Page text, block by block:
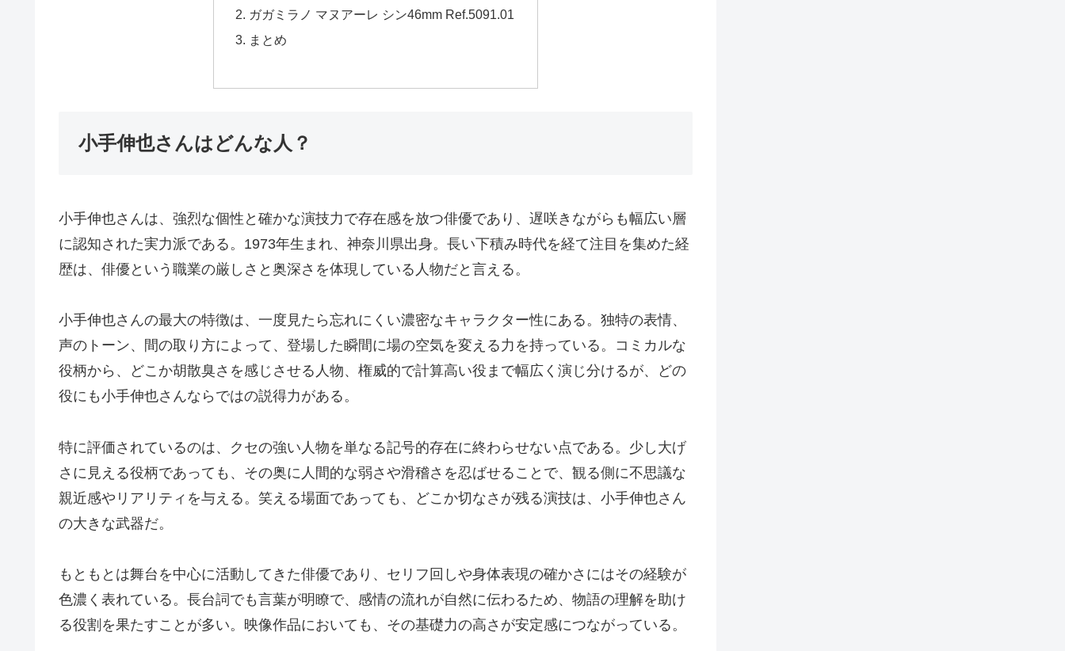
ガガミラノ マヌアーレ シン46mm Ref.5091.01
まとめ
小手伸也さんはどんな人？
小手伸也さんは、強烈な個性と確かな演技力で存在感を放つ俳優であり、遅咲きながらも幅広い層
に認知された実力派である。1973年生まれ、神奈川県出身。長い下積み時代を経て注目を集めた経
歴は、俳優という職業の厳しさと奥深さを体現している人物だと言える。
小手伸也さんの最大の特徴は、一度見たら忘れにくい濃密なキャラクター性にある。独特の表情、
声のトーン、間の取り方によって、登場した瞬間に場の空気を変える力を持っている。コミカルな
役柄から、どこか胡散臭さを感じさせる人物、権威的で計算高い役まで幅広く演じ分けるが、どの
役にも小手伸也さんならではの説得力がある。
特に評価されているのは、クセの強い人物を単なる記号的存在に終わらせない点である。少し大げ
さに見える役柄であっても、その奥に人間的な弱さや滑稽さを忍ばせることで、観る側に不思議な
親近感やリアリティを与える。笑える場面であっても、どこか切なさが残る演技は、小手伸也さん
の大きな武器だ。
もともとは舞台を中心に活動してきた俳優であり、セリフ回しや身体表現の確かさにはその経験が
色濃く表れている。長台詞でも言葉が明瞭で、感情の流れが自然に伝わるため、物語の理解を助け
る役割を果たすことが多い。映像作品においても、その基礎力の高さが安定感につながっている。